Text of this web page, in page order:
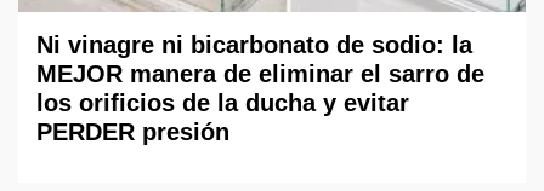
Ni vinagre ni bicarbonato de sodio: la
MEJOR manera de eliminar el sarro de
los orificios de la ducha y evitar
PERDER presión